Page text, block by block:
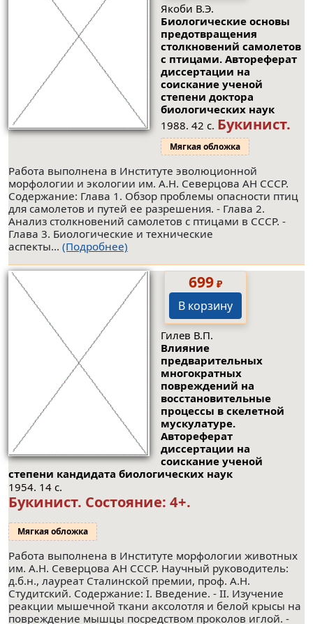
Якоби В.Э.
Биологические основы
предотвращения
столкновений самолетов
с птицами. Автореферат
диссертации на
соискание ученой
степени доктора
биологических наук
1988. 42 с. Букинист.
Мягкая обложка
Работа выполнена в Институте эволюционной
морфологии и экологии им. А.Н. Северцова АН СССР.
Содержание: Глава 1. Обзор проблемы опасности птиц
для самолетов и путей ее разрешения. - Глава 2.
Анализ столкновений самолетов с птицами в СССР. -
Глава 3. Биологические и технические
аспекты... (Подробнее)
699₽
В корзину
Гилев В.П.
Влияние
предварительных
многократных
повреждений на
восстановительные
процессы в скелетной
мускулатуре.
Автореферат
диссертации на
соискание ученой
степени кандидата биологических наук
1954. 14 с.
Букинист. Состояние: 4+.
Мягкая обложка
Работа выполнена в Институте морфологии животных
им. А.Н. Северцова АН СССР. Научный руководитель:
д.б.н., лауреат Сталинской премии, проф. А.Н.
Студитский. Содержание: I. Введение. - II. Изучение
реакции мышечной ткани аксолотля и белой крысы на
повреждение мышцы посредством проколов иглой. -